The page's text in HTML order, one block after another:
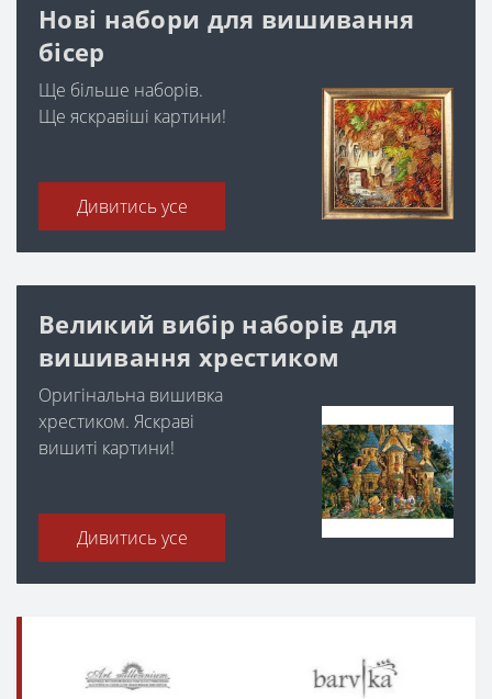
Нові набори для вишивання
бісер
Ще більше наборів.
Ще яскравіші картини!
Дивитись усе
Великий вибір наборів для
вишивання хрестиком
Оригінальна вишивка
хрестиком. Яскраві
вишиті картини!
Дивитись усе